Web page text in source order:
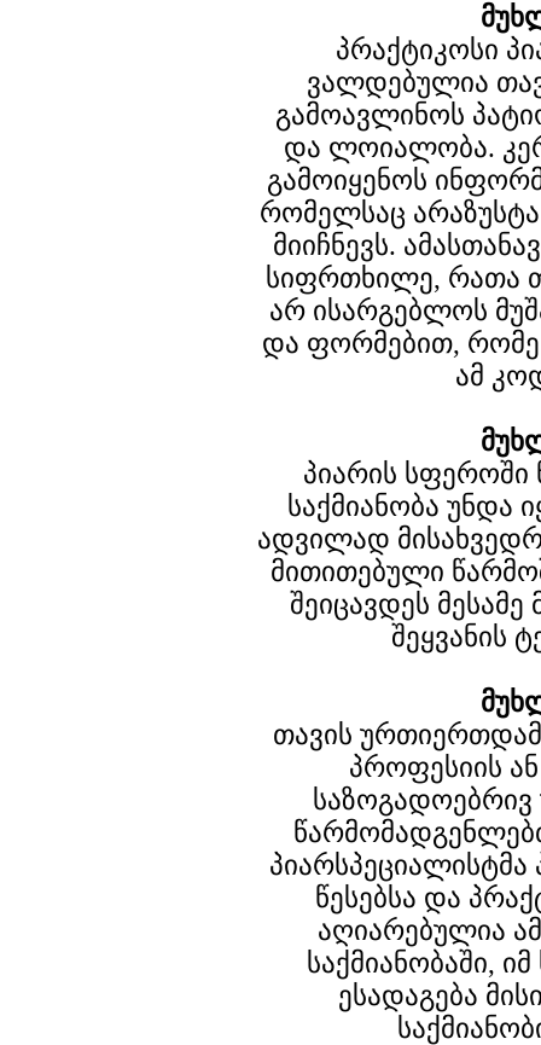
პრაქტიკოსი
ვალდებულია
გამოავლინოს
და ლოიალობა.
გამოიყენოს
რომელსაც
მიიჩნევს.
სიფრთხილე, რათა
არ ისარგებლოს
და ფორმებით,
ამ
პიარის სფეროში
საქმიანობა უნდა
ადვილად
მითითებული
შეიცავდეს
შეყვანის
თავის
პროფესიის
პიარსპეციალისტმა
წესებსა და
აღიარებულია
საქმიანობაში,
ესადაგება